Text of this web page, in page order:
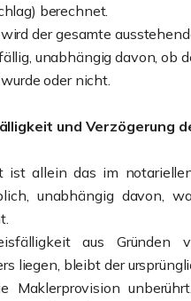
berechnet.
der gesamte
unabhängig davon, ob
oder nicht.
und Verzögerung
ist allein das im
unabhängig davon,
aus Gründen
liegen, bleibt der
Maklerprovision